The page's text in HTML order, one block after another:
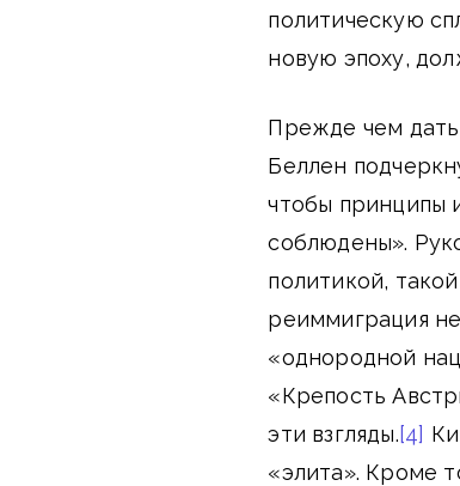
политическую
новую эпоху,
Прежде чем
Беллен
чтобы принципы
соблюдены».
политикой,
реиммиграция
«однородной
«Крепость
эти взгляды.[4]
«элита». Кроме